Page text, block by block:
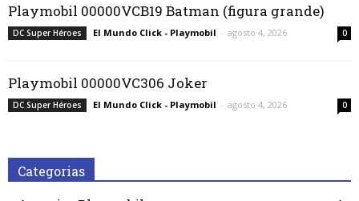
Playmobil 00000VCB19 Batman (figura grande)
DC Super Héroes El Mundo Click - Playmobil - agosto 4, 2026 0
Playmobil 00000VC306 Joker
DC Super Héroes El Mundo Click - Playmobil - agosto 4, 2026 0
Categorias